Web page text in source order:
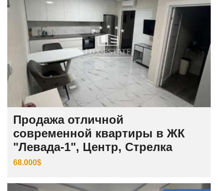
Продажа отличной
современной квартиры в ЖК
"Левада-1", Центр, Стрелка
68.000$